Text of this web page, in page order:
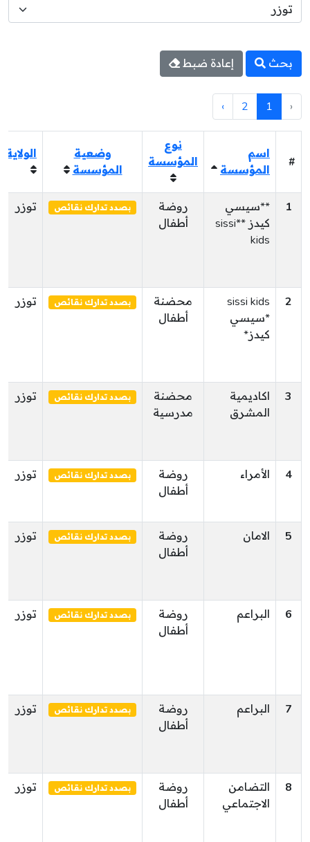
بحث إعادة ضبط
‹
1
2
›
#
اسم
المؤسسة
نوع
المؤسسة
وضعية
المؤسسة
الولاية
1
**سيسي
كيدز **sissi
kids
روضة
أطفال
بصدد تدارك نقائص توزر
2
sissi kids
*سيسي
كيدز*
محضنة
أطفال
بصدد تدارك نقائص توزر
3
اكاديمية
المشرق
محضنة
مدرسية
بصدد تدارك نقائص توزر
4 الأمراء
روضة
أطفال
بصدد تدارك نقائص توزر
5 الامان
روضة
أطفال
بصدد تدارك نقائص توزر
6 البراعم
روضة
أطفال
بصدد تدارك نقائص توزر
7 البراعم
روضة
أطفال
بصدد تدارك نقائص توزر
8
التضامن
الاجتماعي
روضة
أطفال
بصدد تدارك نقائص توزر